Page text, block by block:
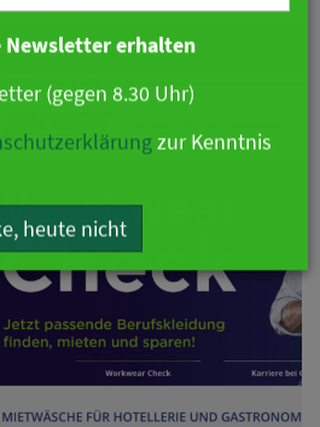
Newsletter erhalten
(gegen 8.30 Uhr)
heute nicht